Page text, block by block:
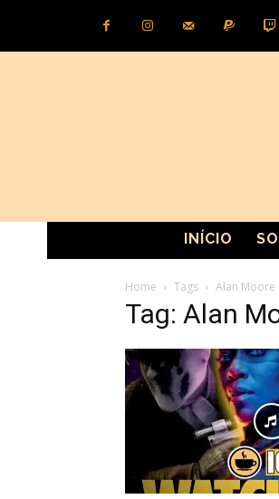
INÍCIO
Home Tags Alan Moore
Tag: Alan